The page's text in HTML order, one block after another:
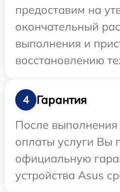
предоставим на
окончательный
выполнения и
восстановлению
4
Гарантия
После выполнения
оплаты услуги Вы
официальную
устройства Asus